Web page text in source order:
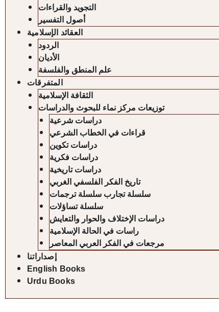
التجويد والقراءات
أصول التفسير
العقائد الإسلامية
الردود
الأديان
علم المنطق والفلسفة
المتفرقات
الثقافة الإسلامية
توزيعات مركز نماء للبحوث والدراسات
دراسات شرعية
قراءات في الخطاب الشرعي
دراسات تكوين
دراسات فكرية
دراسات تاريخية
تاريخ الفكر الفلسفي الغربي
سلسلة تجارب سلسلة ترجمات
سلسلة تساؤلات
دراسات الإختلاف والحوار والتعايش
راسات في الحالة الإسلامية
مرجعات في الفكر العربي المعاصر
إصداراتنا
English Books
Urdu Books